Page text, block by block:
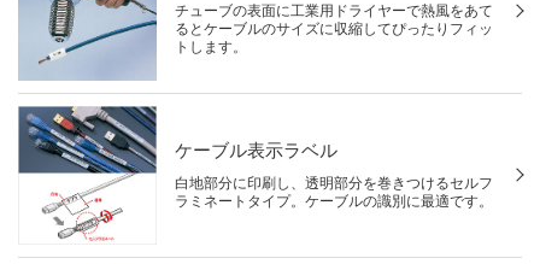
チューブの表面に工業用ドライヤーで熱風をあて
るとケーブルのサイズに収縮してぴったりフィッ
トします。
ケーブル表示ラベル
白地部分に印刷し、透明部分を巻きつけるセルフ
ラミネートタイプ。ケーブルの識別に最適です。